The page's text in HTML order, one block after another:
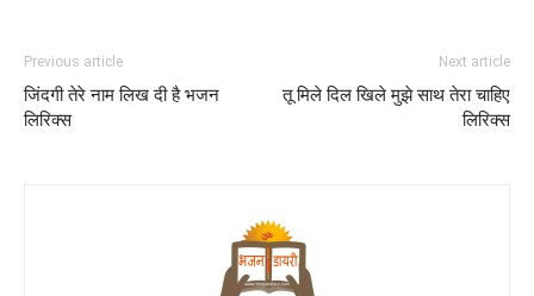
Previous article
जिंदगी तेरे नाम लिख दी है भजन
लिरिक्स
Next article
तू मिले दिल खिले मुझे साथ तेरा चाहिए
लिरिक्स